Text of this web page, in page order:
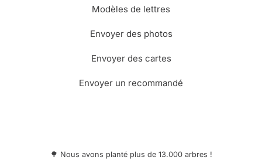
tellement pratique pour les personnes qui
⭐⭐⭐⭐⭐ le 02/12/23 : bravo
Modèles de lettres
Envoyer des photos
Envoyer des cartes
Envoyer un recommandé
🌳 Nous avons planté plus de 13.000 arbres !